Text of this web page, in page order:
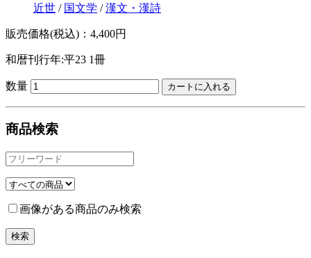
近世 / 国文学 /漢文・漢詩
販売価格(税込)：4,400円
和暦刊行年:平23 1冊
数量
商品検索
画像がある商品のみ検索